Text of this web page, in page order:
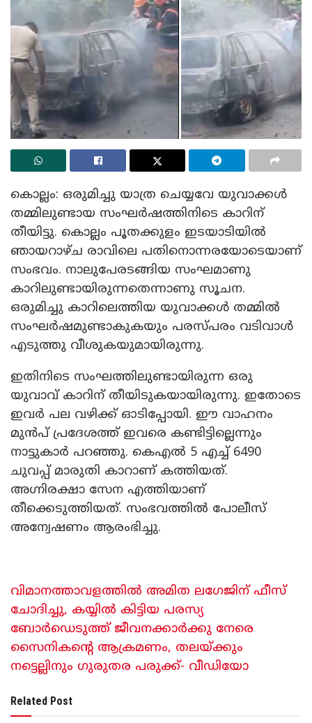
കൊല്ലം: ഒരുമിച്ചു യാത്ര ചെയ്യവേ യുവാക്കൾ
തമ്മിലുണ്ടായ സംഘർഷത്തിനിടെ കാറിന്
തീയിട്ടു. കൊല്ലം പൂതക്കുളം ഇടയാടിയിൽ
ഞായറാഴ്ച രാവിലെ പതിനൊന്നരയോടെയാണ്
സംഭവം. നാലുപേരടങ്ങിയ സംഘമാണു
കാറിലുണ്ടായിരുന്നതെന്നാണു സൂചന.
ഒരുമിച്ചു കാറിലെത്തിയ യുവാക്കൾ തമ്മിൽ
സംഘർഷമുണ്ടാകുകയും പരസ്പരം വടിവാൾ
എടുത്തു വീശുകയുമായിരുന്നു.
ഇതിനിടെ സംഘത്തിലുണ്ടായിരുന്ന ഒരു
യുവാവ് കാറിന് തീയിടുകയായിരുന്നു. ഇതോടെ
ഇവർ പല വഴിക്ക് ഓടിപ്പോയി. ഈ വാഹനം
മുൻപ് പ്രദേശത്ത് ഇവരെ കണ്ടിട്ടില്ലെന്നും
നാട്ടുകാർ പറഞ്ഞു. കെഎൽ 5 എച്ച് 6490
ചുവപ്പ് മാരുതി കാറാണ് കത്തിയത്.
അഗ്നിരക്ഷാ സേന എത്തിയാണ്
തീക്കെടുത്തിയത്. സംഭവത്തിൽ പോലീസ്
അന്വേഷണം ആരംഭിച്ചു.
വിമാനത്താവളത്തിൽ അമിത ലഗേജിന് ഫീസ്
ചോദിച്ചു, കയ്യിൽ കിട്ടിയ പരസ്യ
ബോർഡെടുത്ത് ജീവനക്കാർക്കു നേരെ
സൈനികന്റെ ആക്രമണം, തലയ്ക്കും
നട്ടെല്ലിനും ​ഗുരുതര പരുക്ക്- വീഡിയോ
Related Post